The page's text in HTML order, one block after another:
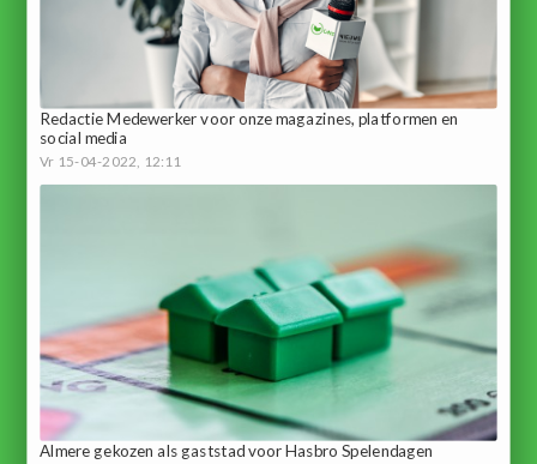
Redactie Medewerker voor onze magazines, platformen en
social media
Vr 15-04-2022, 12:11
Almere gekozen als gaststad voor Hasbro Spelendagen